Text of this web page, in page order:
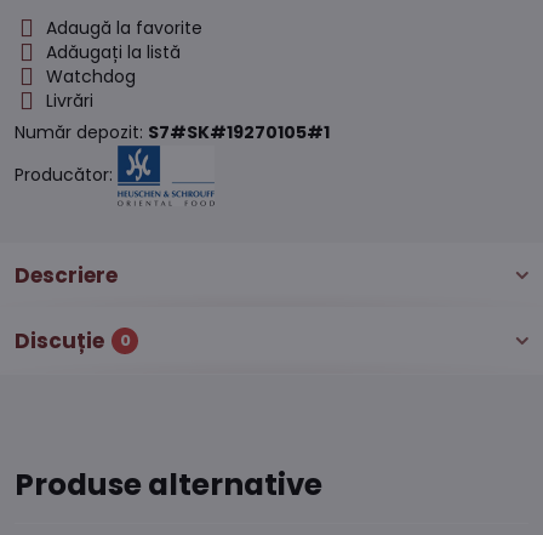
Adaugă la favorite
Adăugați la listă
Watchdog
Livrări
Număr depozit: S7#SK#19270105#1
Producător:
Descriere
Discuție 0
Produse alternative